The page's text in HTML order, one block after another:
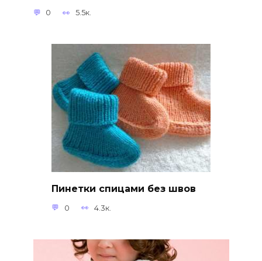
0 5.5к.
Пинетки спицами без швов
0 4.3к.